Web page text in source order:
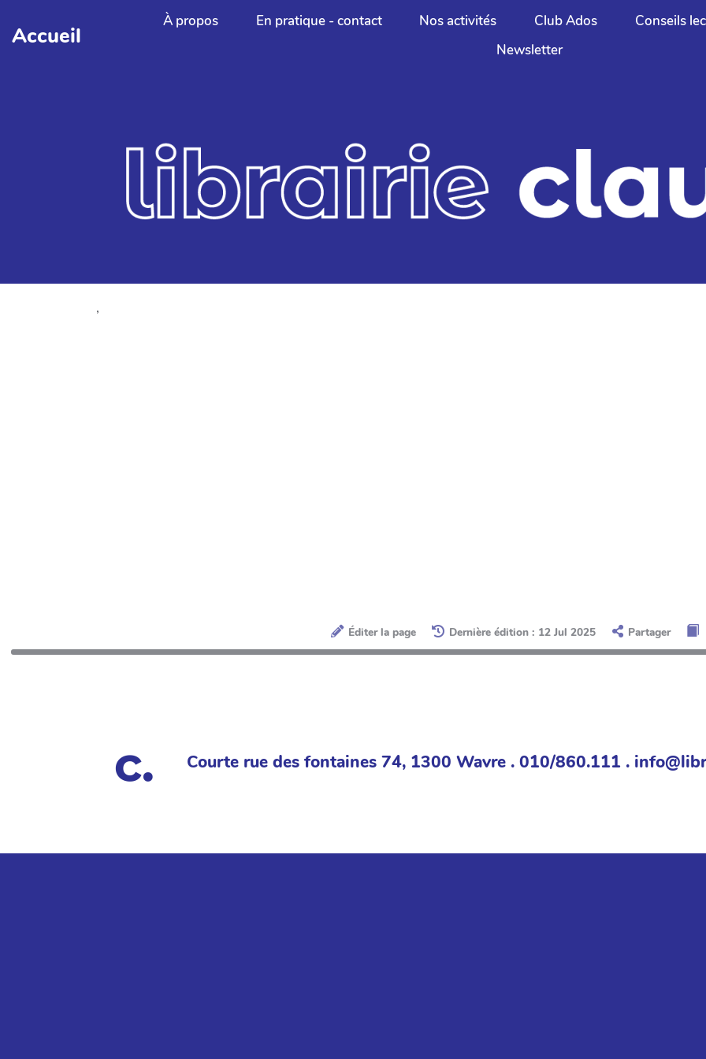
Aller au contenu principal
Accueil
À propos En pratique - contact Nos activités Club Ados
Conseils
Newsletter
,
Éditer la page Dernière édition : 12 Jul 2025 Partager
Courte rue des fontaines 74, 1300 Wavre . 010/860.111 .